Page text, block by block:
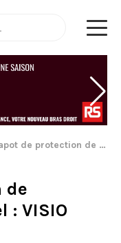
Capot de protection de déclencheur manuel
de
: VISIO